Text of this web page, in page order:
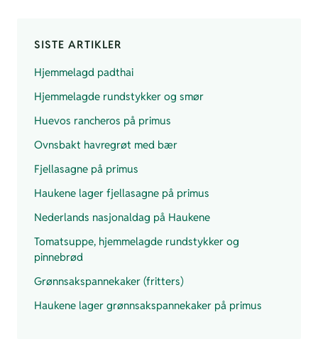
SISTE ARTIKLER
Hjemmelagd padthai
Hjemmelagde rundstykker og smør
Huevos rancheros på primus
Ovnsbakt havregrøt med bær
Fjellasagne på primus
Haukene lager fjellasagne på primus
Nederlands nasjonaldag på Haukene
Tomatsuppe, hjemmelagde rundstykker og
pinnebrød
Grønnsakspannekaker (fritters)
Haukene lager grønnsakspannekaker på primus